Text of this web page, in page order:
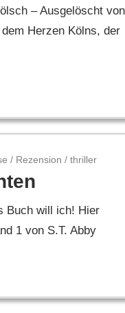
– Ausgelöscht von
Herzen Kölns, der
/ Rezension /thriller
Buch will ich! Hier
1 von S.T. Abby